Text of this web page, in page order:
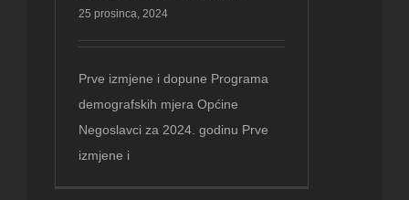
25 prosinca, 2024
Prve izmjene i dopune Programa
demografskih mjera Općine
Negoslavci za 2024. godinu Prve
izmjene i